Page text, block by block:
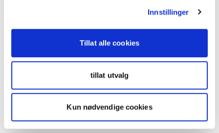
Innstillinger
Tillat alle cookies
tillat utvalg
Kun nødvendige cookies